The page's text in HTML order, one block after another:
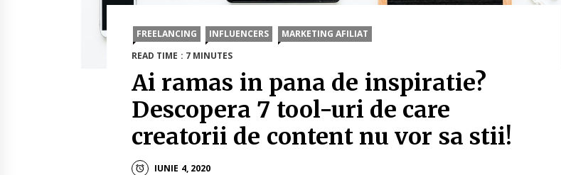
FREELANCING INFLUENCERS
MARKETING AFILIAT
READ TIME : 7 MINUTES
Ai ramas in pana de inspiratie?
Descopera 7 tool-uri de care
creatorii de content nu vor sa stii!
IUNIE 4, 2020